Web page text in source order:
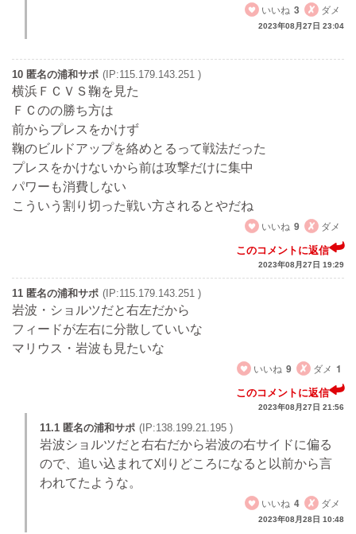
いいね 3 ダメ
2023年08月27日 23:04
10 匿名の浦和サポ (IP:115.179.143.251 )
横浜ＦＣＶＳ鞠を見た
ＦＣのの勝ち方は
前からプレスをかけず
鞠のビルドアップを絡めとるって戦法だった
プレスをかけないから前は攻撃だけに集中
パワーも消費しない
こういう割り切った戦い方されるとやだね
いいね 9 ダメ
このコメントに返信
2023年08月27日 19:29
11 匿名の浦和サポ (IP:115.179.143.251 )
岩波・ショルツだと右左だから
フィードが左右に分散していいな
マリウス・岩波も見たいな
いいね 9 ダメ 1
このコメントに返信
2023年08月27日 21:56
11.1 匿名の浦和サポ (IP:138.199.21.195 )
岩波ショルツだと右右だから岩波の右サイドに偏る
ので、追い込まれて刈りどころになると以前から言
われてたような。
いいね 4 ダメ
2023年08月28日 10:48